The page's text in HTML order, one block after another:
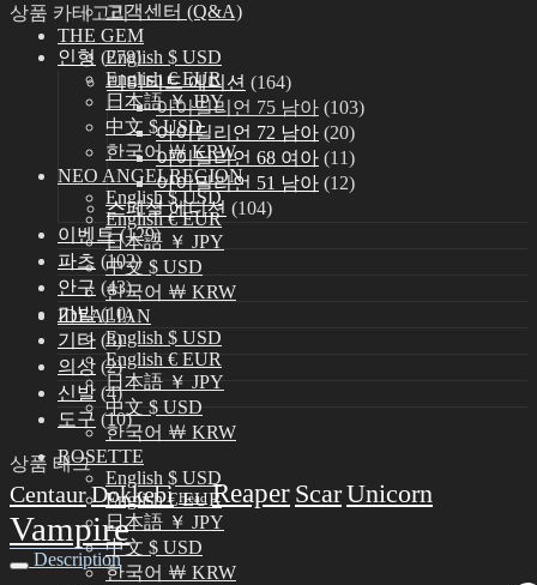
고객센터 (Q&A)
THE GEM
English $ USD
English € EUR
日本語 ￥ JPY
中文 $ USD
한국어 ￦ KRW
NEO ANGELREGION
English $ USD
English € EUR
日本語 ￥ JPY
中文 $ USD
한국어 ￦ KRW
IDEALIAN
English $ USD
English € EUR
日本語 ￥ JPY
中文 $ USD
한국어 ￦ KRW
ROSETTE
English $ USD
English € EUR
日本語 ￥ JPY
中文 $ USD
한국어 ￦ KRW
상품 카테고리
인형 (278)
리미티드 에디션 (164)
아이딜리언 75 남아 (103)
아이딜리언 72 남아 (20)
아이딜리언 68 여아 (11)
아이딜리언 51 남아 (12)
스페셜 에디션 (104)
이벤트 (129)
파츠 (102)
안구 (43)
가발 (10)
기타 (3)
의상 (2)
신발 (4)
도구 (10)
상품 태그
CentaurDokkebi Head Reaper ScarUnicorn
Vampire
Description